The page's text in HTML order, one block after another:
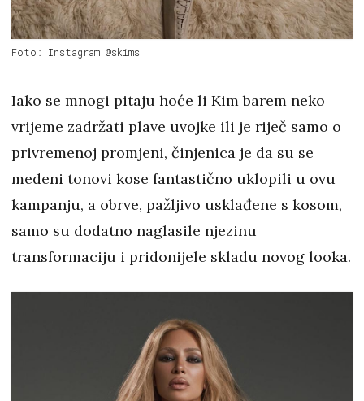
Foto: Instagram @skims
Iako se mnogi pitaju hoće li Kim barem neko
vrijeme zadržati plave uvojke ili je riječ samo o
privremenoj promjeni, činjenica je da su se
medeni tonovi kose fantastično uklopili u ovu
kampanju, a obrve, pažljivo usklađene s kosom,
samo su dodatno naglasile njezinu
transformaciju i pridonijele skladu novog looka.